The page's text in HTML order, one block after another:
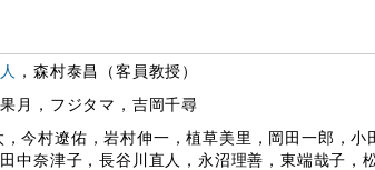
，森村泰昌（客員教授）
月，フジタマ，吉岡千尋
今村遼佑，岩村伸一，植草美里，岡田一郎，小
中奈津子，長谷川直人，永沼理善，東端哉子，